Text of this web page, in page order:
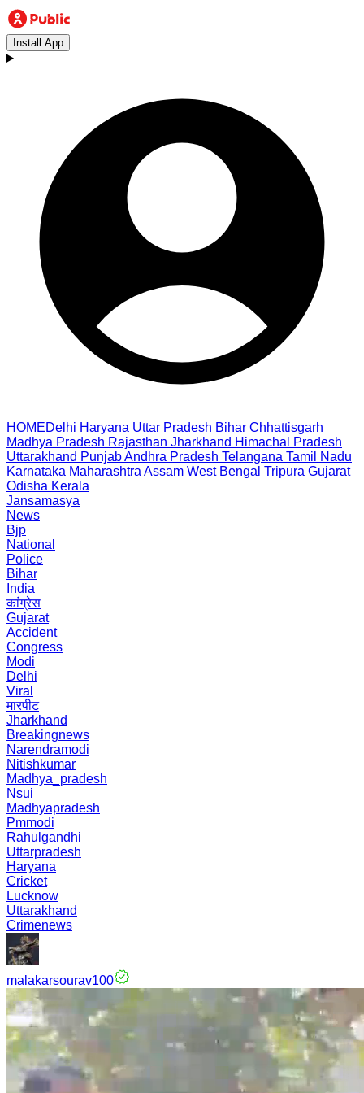
Install App
HOMEDelhi Haryana Uttar Pradesh Bihar Chhattisgarh
Madhya Pradesh Rajasthan Jharkhand Himachal Pradesh
Uttarakhand PunjabAndhra Pradesh Telangana Tamil Nadu
Karnataka Maharashtra Assam West Bengal Tripura Gujarat
Odisha Kerala
Jansamasya
News
Bjp
National
Police
Bihar
India
कांग्रेस
Gujarat
Accident
Congress
Modi
Delhi
Viral
मारपीट
Jharkhand
Breakingnews
Narendramodi
Nitishkumar
Madhya_pradesh
Nsui
Madhyapradesh
Pmmodi
Rahulgandhi
Uttarpradesh
Haryana
Cricket
Lucknow
Uttarakhand
Crimenews
malakarsourav100